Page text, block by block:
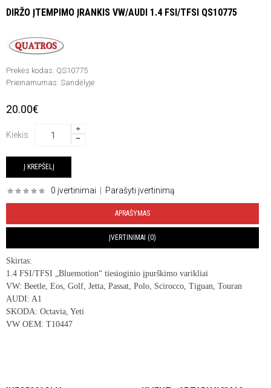
DIRŽO ĮTEMPIMO ĮRANKIS VW/AUDI 1.4 FSI/TFSI QS10775
Prekės kodas: QS10775
Prieinamumas: Sandėlyje
20.00€
Kiekis
0 įvertinimai Parašyti įvertinimą
APRAŠYMAS
ĮVERTINIMAI (0)
Skirtas:
1.4 FSI/TFSI „Bluemotion“ tiesioginio įpurškimo varikliai
VW: Beetle, Eos, Golf, Jetta, Passat, Polo, Scirocco, Tiguan, Touran
AUDI: A1
SKODA: Octavia, Yeti
VW OEM: T10447